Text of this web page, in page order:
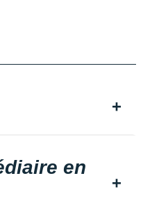
en